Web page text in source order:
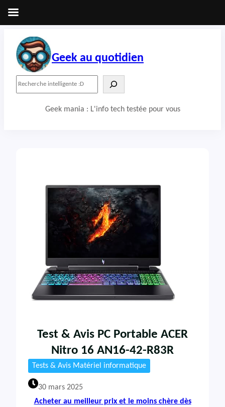
contenu
Geek au quotidien
Geek mania : L'info tech testée pour vous
Test & Avis PC Portable ACER
Nitro 16 AN16-42-R83R
Tests & Avis Matériel informatique
30 mars 2025
Acheter au meilleur prix et le moins chère dès